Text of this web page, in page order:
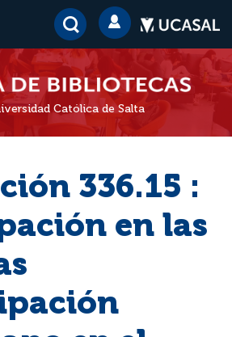
Católica de Salta
336.15 :
en las